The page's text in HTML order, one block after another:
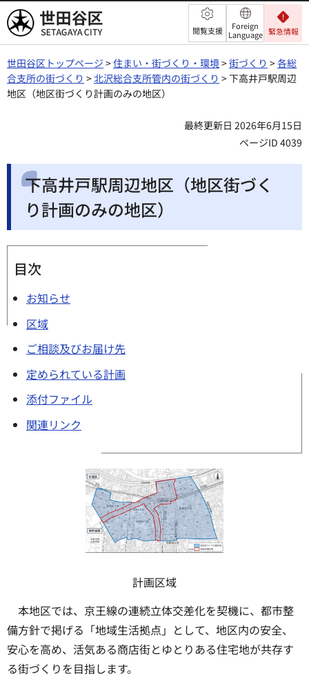
世田谷区 閲覧支援
Foreign
Language 緊急情報
世田谷区トップページ >住まい・街づくり・環境>街づくり >各総
合支所の街づくり >北沢総合支所管内の街づくり > 下高井戸駅周辺
地区（地区街づくり計画のみの地区）
最終更新日 2026年6月15日
ページID 4039
下高井戸駅周辺地区（地区街づく
り計画のみの地区）
目次
お知らせ
区域
ご相談及びお届け先
定められている計画
添付ファイル
関連リンク
計画区域
本地区では、京王線の連続立体交差化を契機に、都市整
備方針で掲げる「地域生活拠点」として、地区内の安全、
安心を高め、活気ある商店街とゆとりある住宅地が共存す
る街づくりを目指します。